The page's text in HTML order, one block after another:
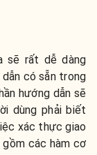
sẽ rất dễ dàng
có sẵn trong
hướng dẫn sẽ
dùng phải biết
xác thực giao
các hàm cơ